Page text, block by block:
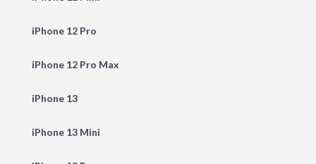
iPhone 12 Pro
iPhone 12 Pro Max
iPhone 13
iPhone 13 Mini